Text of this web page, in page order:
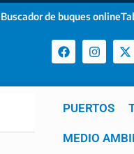
Buscador de buques online
PUERTOS
MEDIO
YPF GNL